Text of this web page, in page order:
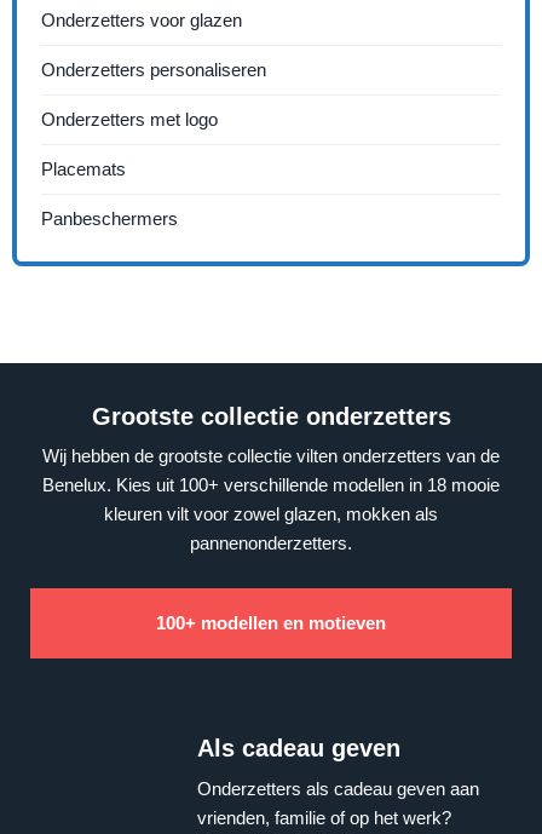
Onderzetters voor glazen
Onderzetters personaliseren
Onderzetters met logo
Placemats
Panbeschermers
Grootste collectie onderzetters
Wij hebben de grootste collectie vilten onderzetters van de
Benelux. Kies uit 100+ verschillende modellen in 18 mooie
kleuren vilt voor zowel glazen, mokken als
pannenonderzetters.
100+ modellen en motieven
Als cadeau geven
Onderzetters als cadeau geven aan
vrienden, familie of op het werk?